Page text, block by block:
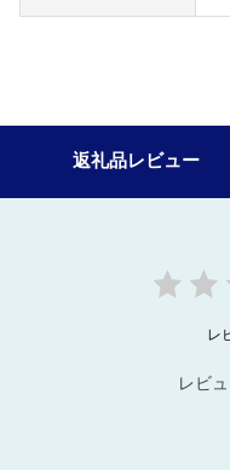
返礼品レビュー
レ
レビ